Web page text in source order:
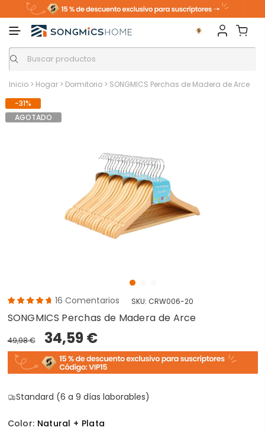
Inicio > Hogar > Dormitorio > SONGMICS Perchas de Madera de Arce
-31%
AGOTADO
16 Comentarios SKU: CRW006-20
SONGMICS Perchas de Madera de Arce
49,98 € 34,59 €
Standard (6 a 9 días laborables)
Color: Natural + Plata